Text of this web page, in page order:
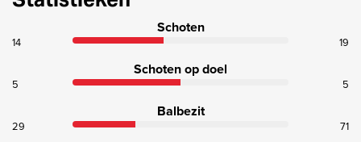
Schoten
14 19
Schoten op doel
5 5
Balbezit
29 71